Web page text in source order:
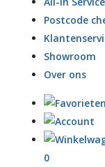
Postcode
Showroom
Over ons
0